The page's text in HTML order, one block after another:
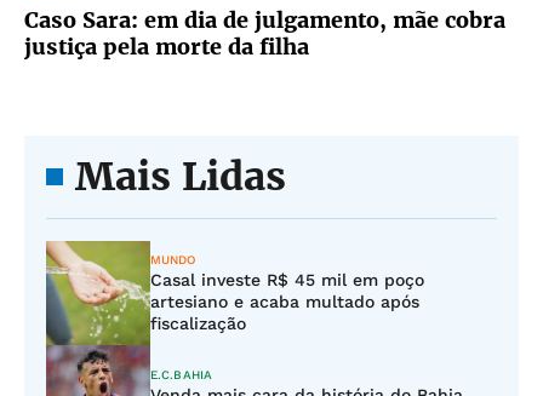
Caso Sara: em dia de julgamento, mãe cobra
justiça pela morte da filha
Mais Lidas
MUNDO
Casal investe R$ 45 mil em poço
artesiano e acaba multado após
fiscalização
E.C.BAHIA